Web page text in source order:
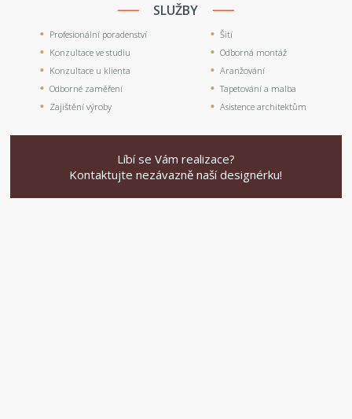
SLUŽBY
Profesionální poradenství
Konzultace ve studiu
Konzultace u klienta
Odborné zaměření
Zajištění výroby
Šití
Odborná montáž
Aranžování
Tapetování a malba
Asistence architektům
Líbí se Vám realizace?
Kontaktujte nezávazně naší designérku!